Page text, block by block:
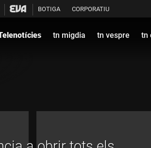
BOTIGA CORPORATIU
tn migdia tn vespre tn